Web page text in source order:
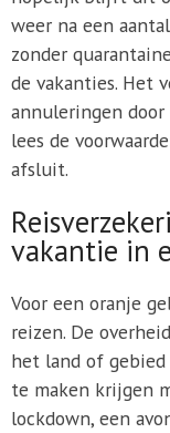
weer na een
zonder
de vakanties. Het
annuleringen door
lees de
afsluit.
vakantie in
Voor een oranje
reizen. De
het land of
te maken krijgen
lockdown, een